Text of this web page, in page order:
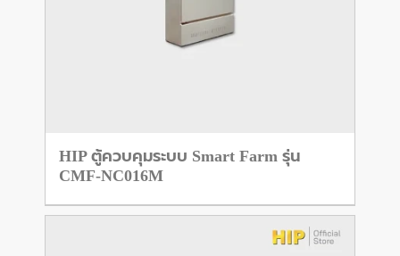
HIP ตู้ควบคุมระบบ Smart Farm รุ่น
CMF-NC016M